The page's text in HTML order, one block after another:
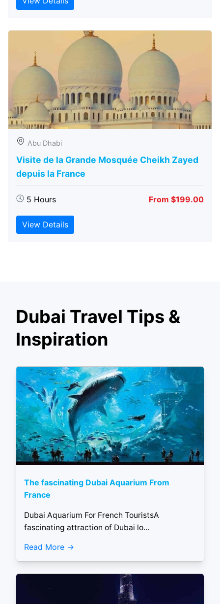
Abu Dhabi
Visite de la Grande Mosquée Cheikh Zayed
depuis la France
5 Hours From $199.00
View Details
Dubai Travel Tips &
Inspiration
The fascinating Dubai Aquarium From
France
Dubai Aquarium For French TouristsA
fascinating attraction of Dubai lo...
Read More